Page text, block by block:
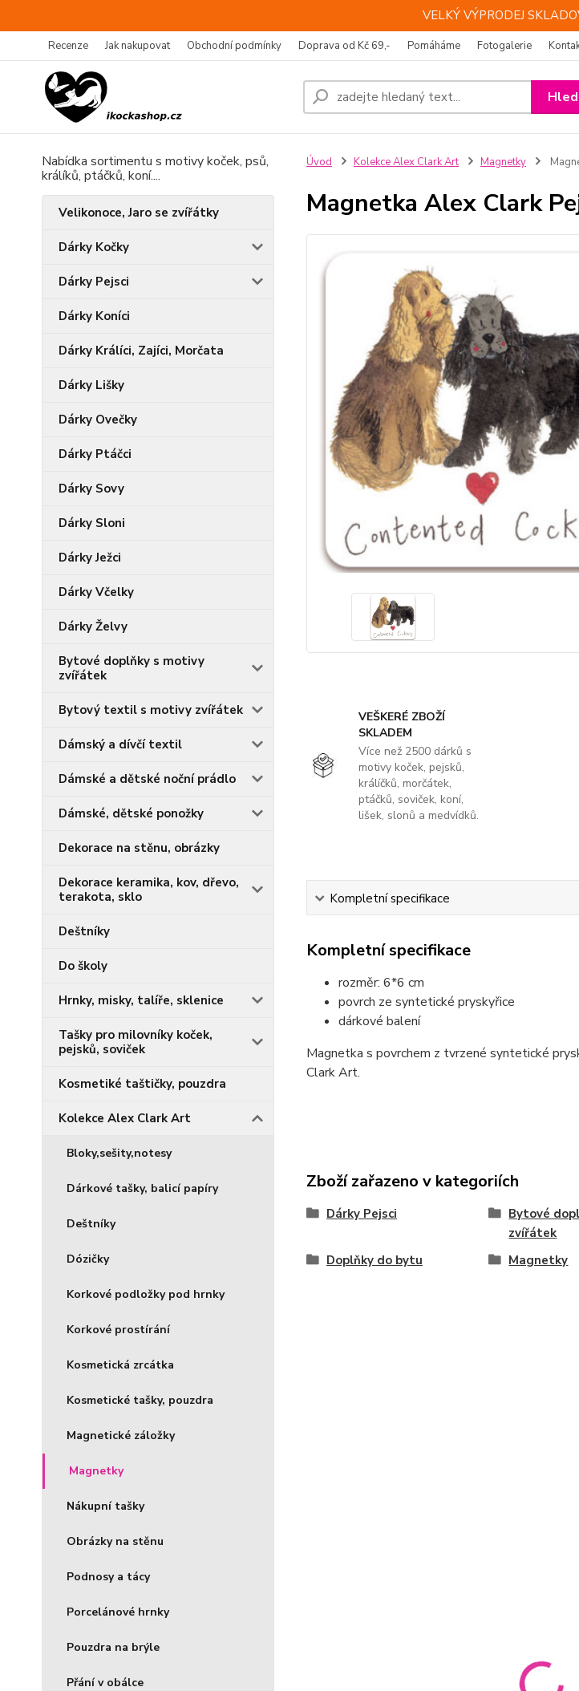
VELKÝ VÝPRODEJ
Recenze Jak nakupovat Obchodní podmínky Doprava od Kč 69,- Pomáháme Fotogalerie
Nabídka sortimentu s motivy koček, psů,
králíků, ptáčků, koní....
Velikonoce, Jaro se zvířátky
Dárky Kočky
Dárky Pejsci
Dárky Koníci
Dárky Králíci, Zajíci, Morčata
Dárky Lišky
Dárky Ovečky
Dárky Ptáčci
Dárky Sovy
Dárky Sloni
Dárky Ježci
Dárky Včelky
Dárky Želvy
Bytové doplňky s motivy
zvířátek
Bytový textil s motivy zvířátek
Dámský a dívčí textil
Dámské a dětské noční prádlo
Dámské, dětské ponožky
Dekorace na stěnu, obrázky
Dekorace keramika, kov, dřevo,
terakota, sklo
Deštníky
Do školy
Hrnky, misky, talíře, sklenice
Tašky pro milovníky koček,
pejsků, soviček
Kosmetiké taštičky, pouzdra
Kolekce Alex Clark Art
Bloky,sešity,notesy
Dárkové tašky, balicí papíry
Deštníky
Dózičky
Korkové podložky pod hrnky
Korkové prostírání
Kosmetická zrcátka
Kosmetické tašky, pouzdra
Magnetické záložky
Magnetky
Nákupní tašky
Obrázky na stěnu
Podnosy a tácy
Porcelánové hrnky
Pouzdra na brýle
Přání v obálce
Úvod Kolekce Alex Clark Art Magnetky
Magnetka Alex Clark
VEŠKERÉ ZBOŽÍ
SKLADEM
Více než 2500 dárků s
motivy koček, pejsků,
králíčků, morčátek,
ptáčků, soviček, koní,
lišek, slonů a medvídků.
Kompletní specifikace
Kompletní specifikace
rozměr: 6*6 cm
povrch ze syntetické pryskyřice
dárkové balení
Magnetka s povrchem z tvrzené syntetické
Clark Art.
Zboží zařazeno v kategoriích
Dárky Pejsci
Bytové
zvířátek
Doplňky do bytu
Magnetky